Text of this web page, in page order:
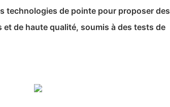
technologies de pointe pour proposer des
de haute qualité, soumis à des tests de